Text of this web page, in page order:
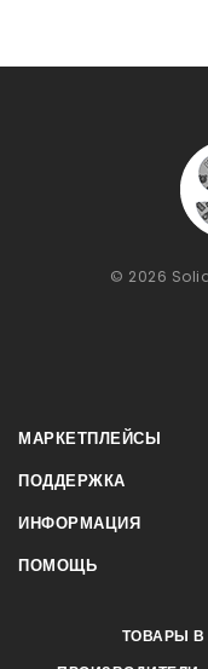
© 2026
МАРКЕТПЛЕЙСЫ
ПОДДЕРЖКА
ИНФОРМАЦИЯ
ПОМОЩЬ
ТОВАРЫ